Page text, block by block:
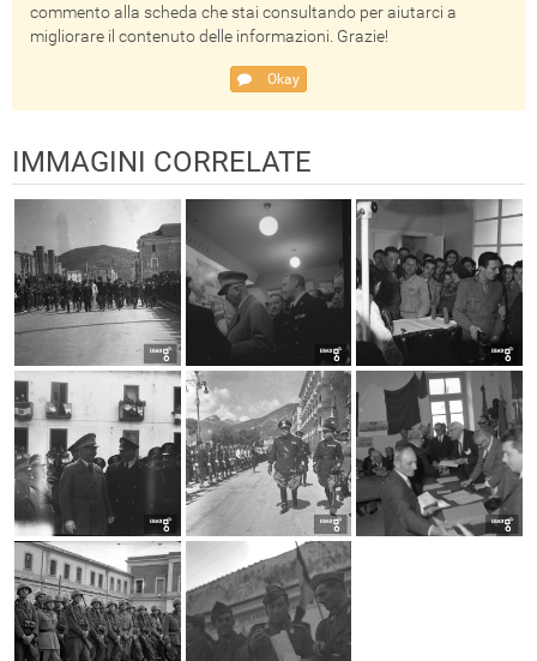
commento alla scheda che stai consultando per aiutarci a
migliorare il contenuto delle informazioni. Grazie!
Okay
IMMAGINI CORRELATE